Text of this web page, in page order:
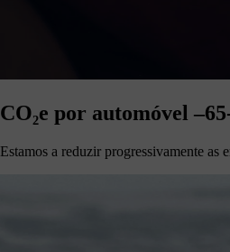
CO₂e por automóvel
Estamos a reduzir progressivamente as